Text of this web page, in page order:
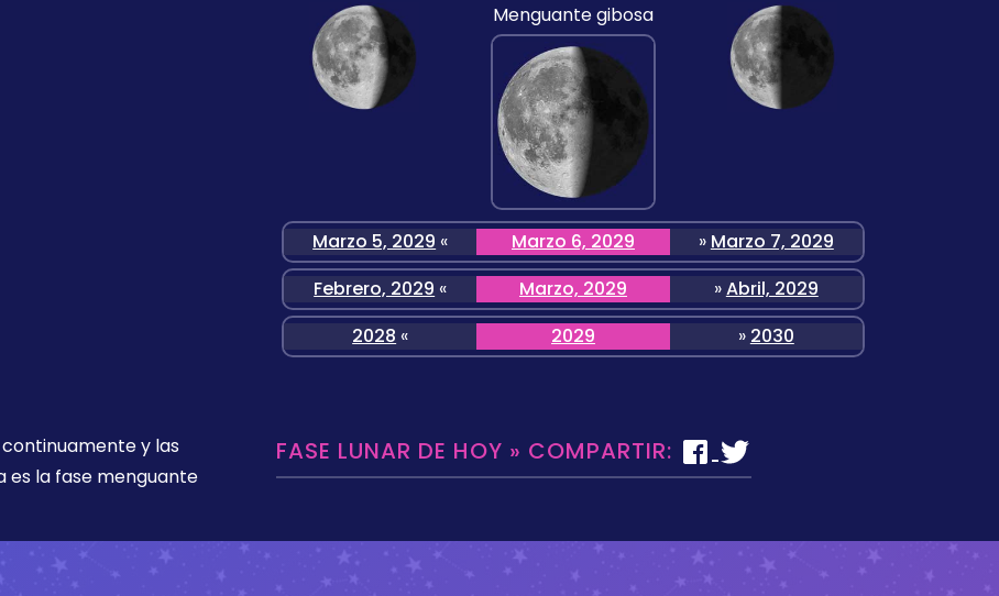
Menguante gibosa
Marzo 5, 2029 « Marzo 6, 2029 » Marzo 7, 2029
Febrero, 2029 « Marzo, 2029 »Abril, 2029
2028 « 2029 » 2030
continuamente y las
es la fase menguante
FASE LUNAR DE HOY » COMPARTIR: